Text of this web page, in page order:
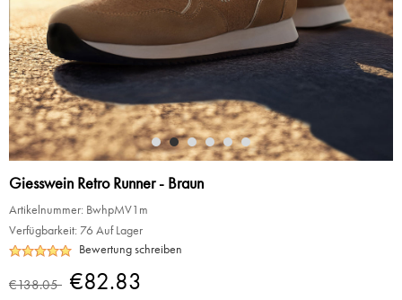
Giesswein Retro Runner - Braun
Artikelnummer: BwhpMV1m
Verfügbarkeit: 76 Auf Lager
Bewertung schreiben
€138.05 €82.83